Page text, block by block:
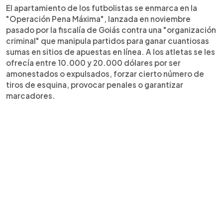
El apartamiento de los futbolistas se enmarca en la
"Operación Pena Máxima", lanzada en noviembre
pasado por la fiscalía de Goiás contra una "organización
criminal" que manipula partidos para ganar cuantiosas
sumas en sitios de apuestas en línea. A los atletas se les
ofrecía entre 10.000 y 20.000 dólares por ser
amonestados o expulsados, forzar cierto número de
tiros de esquina, provocar penales o garantizar
marcadores.